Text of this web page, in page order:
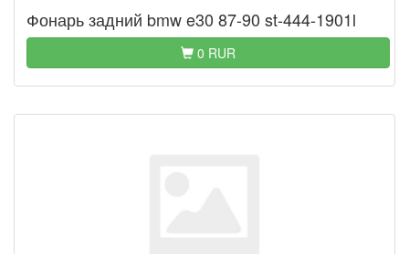
Фонарь задний bmw e30 87-90 st-444-1901l
0 RUR